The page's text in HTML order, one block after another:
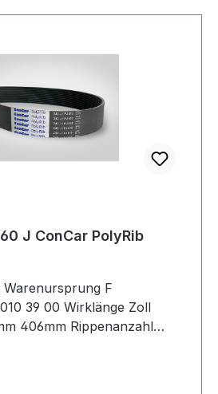
J ConCar PolyRib
F
39 00 Wirklänge Zoll
406mm Rippenanzahl
Polyester